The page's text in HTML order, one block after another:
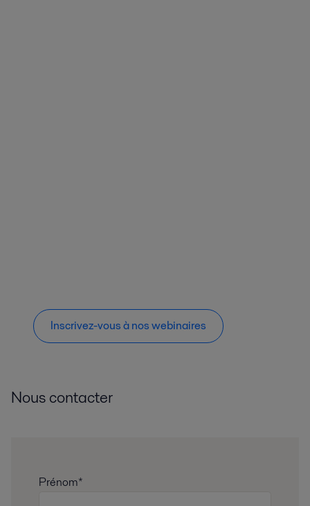
Inscrivez-vous à nos webinaires
Nous contacter
Prénom*